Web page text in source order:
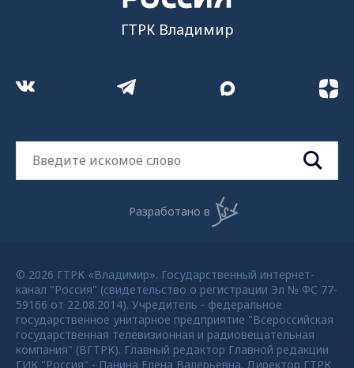
ГТРК Владимир
Разработано в
© 2026 ГТРК «Владимир». Государственный интернет-
канал "Россия" (свидетельство о регистрации Эл № ФС 77-
59166 от 22.08.2014). Учредитель - федеральное
государственное унитарное предприятие "Всероссийская
государственная телевизионная и радиовещательная
компания" (ВГТРК). Главный редактор Главной редакции
ГИК "Россия" - Панина Елена Валерьевна. Директор ГТРК